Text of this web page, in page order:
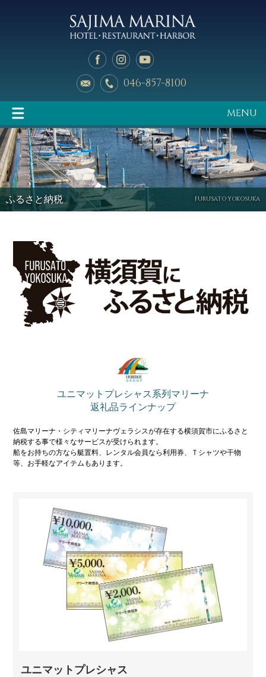
046-857-8100
MENU
イベント情報 マリーナのご案内
釣り天狗
スタッフブログ
マリーナオーナー様
FURUSATO YOKOSUKA
ふるさと納税
ユニマットプレシャス系列マリーナ
返礼品ラインナップ
佐島マリーナ・シティマリーナヴェラシスが存在する横須賀市にふるさと
納税する事で様々なサービスが受けられます。
船をお持ちの方なら艇置料、レンタル会員なら利用券、Ｔシャツや干物
等、お手軽なアイテムもあります。
ユニマットプレシャス